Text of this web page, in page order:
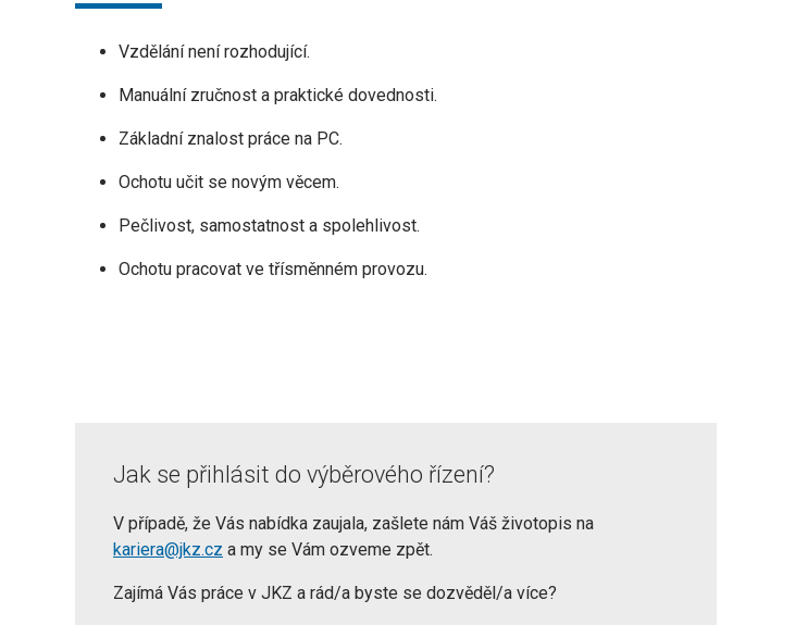
Vzdělání není rozhodující.
Manuální zručnost a praktické dovednosti.
Základní znalost práce na PC.
Ochotu učit se novým věcem.
Pečlivost, samostatnost a spolehlivost.
Ochotu pracovat ve třísměnném provozu.
Jak se přihlásit do výběrového řízení?
V případě, že Vás nabídka zaujala, zašlete nám Váš životopis na
kariera@jkz.cz a my se Vám ozveme zpět.
Zajímá Vás práce v JKZ a rád/a byste se dozvěděl/a více?